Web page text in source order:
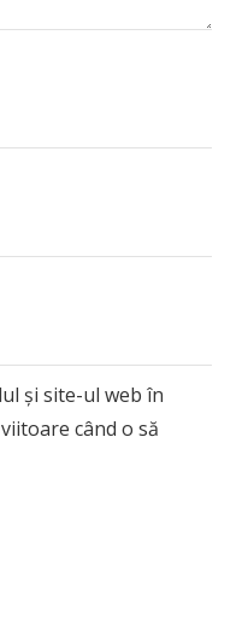
și site-ul web în
când o să